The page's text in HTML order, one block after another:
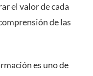
el valor de cada
de las
es uno de